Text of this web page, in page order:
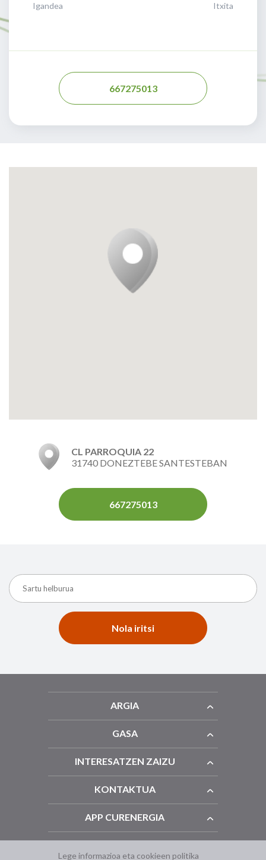
Igandea
Itxita
667275013
CL PARROQUIA 22
31740 DONEZTEBE SANTESTEBAN
667275013
Nola iritsi
ARGIA
GASA
INTERESATZEN ZAIZU
KONTAKTUA
APP CURENERGIA
Lege informazioa eta cookieen politika